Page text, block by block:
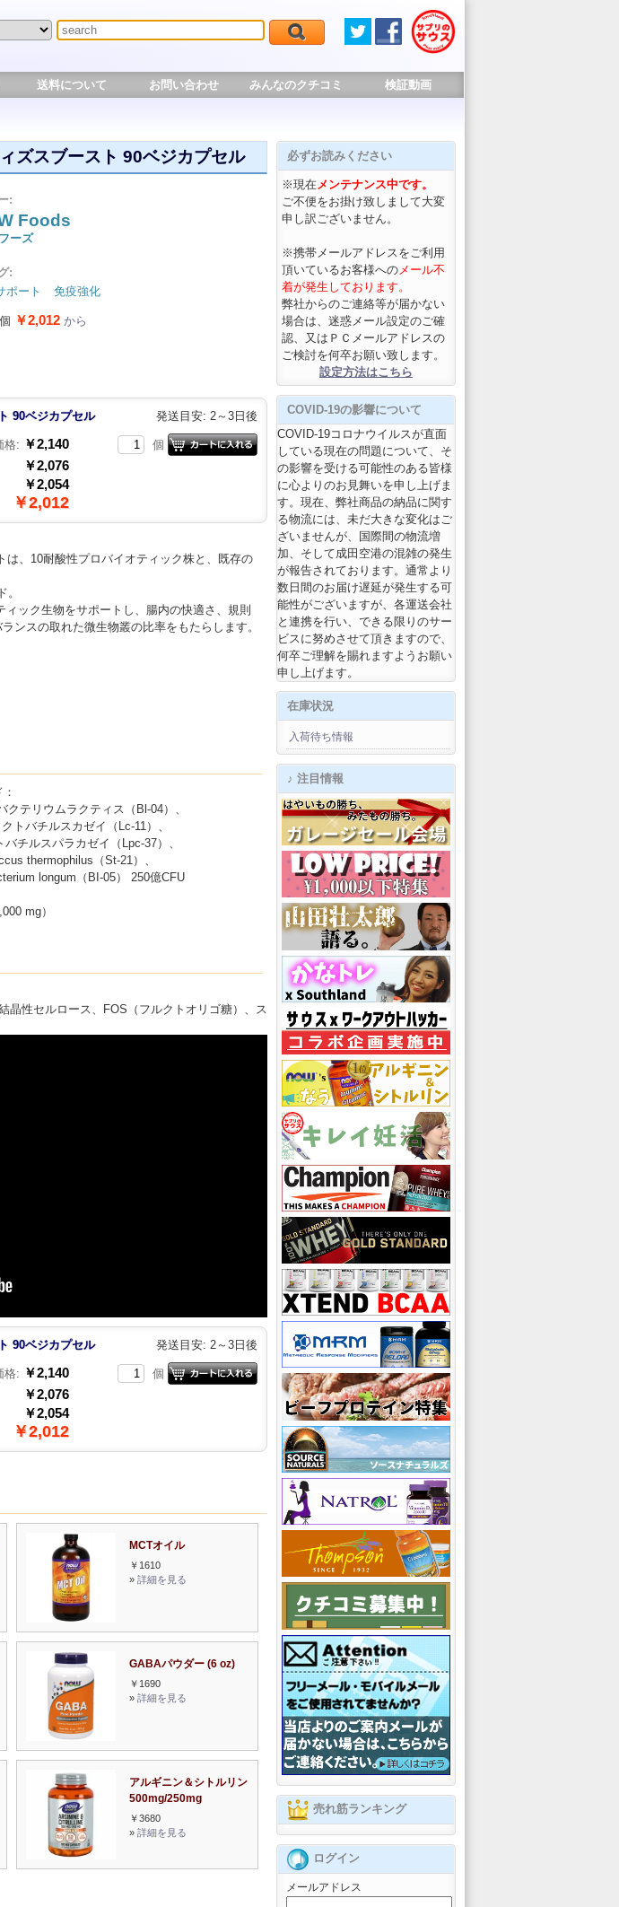
送料について お問い合わせ みんなのクチコミ 検証動画
ズスブースト 90ベジカプセル
:
Foods
ーズ
:
ポート
免疫強化
￥2,012 から
90ベジカプセル 発送目安: 2～3日後
格: ￥2,140
￥2,076
￥2,054
￥2,012
個
は、10耐酸性プロバイオティック株と、既存の
ック生物をサポートし、腸内の快適さ、規則
ンスの取れた微生物叢の比率をもたらします。
テリウムラクティス（Bl-04）、
トバチルスカゼイ（Lc-11）、
チルスパラカゼイ（Lpc-37）、
thermophilus（St-21）、
longum（BI-05） 250億CFU
mg）
晶性セルロース、FOS（フルクトオリゴ糖）、ス
90ベジカプセル 発送目安: 2～3日後
格: ￥2,140
￥2,076
￥2,054
￥2,012
個
MCTオイル
￥1610
» 詳細を見る
GABAパウダー (6 oz)
￥1690
» 詳細を見る
アルギニン＆シトルリン
500mg/250mg
￥3680
» 詳細を見る
必ずお読みください
※現在メンテナンス中です。
ご不便をお掛け致しまして大変
申し訳ございません。
※携帯メールアドレスをご利用
頂いているお客様へのメール不
着が発生しております。
弊社からのご連絡等が届かない
場合は、迷惑メール設定のご確
認、又はＰＣメールアドレスの
ご検討を何卒お願い致します。
設定方法はこちら
COVID-19の影響について
COVID-19コロナウイルスが直面
している現在の問題について、そ
の影響を受ける可能性のある皆様
に心よりのお見舞いを申し上げま
す。現在、弊社商品の納品に関す
る物流には、未だ大きな変化はご
ざいませんが、国際間の物流増
加、そして成田空港の混雑の発生
が報告されております。通常より
数日間のお届け遅延が発生する可
能性がございますが、各運送会社
と連携を行い、できる限りのサー
ビスに努めさせて頂きますので、
何卒ご理解を賜れますようお願い
申し上げます。
在庫状況
入荷待ち情報
♪ 注目情報
売れ筋ランキング
ログイン
メールアドレス